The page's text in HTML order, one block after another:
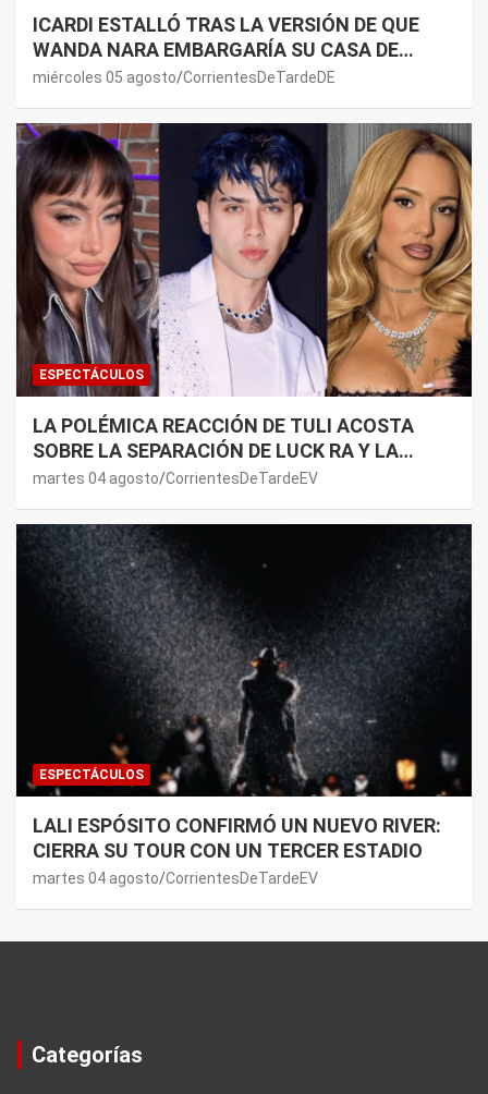
ICARDI ESTALLÓ TRAS LA VERSIÓN DE QUE
WANDA NARA EMBARGARÍA SU CASA DE
NORDELTA: “NECESITAN RASCAR DE ALGÚN
miércoles 05 agosto CorrientesDeTardeDE
ESPECTÁCULOS
LA POLÉMICA REACCIÓN DE TULI ACOSTA
SOBRE LA SEPARACIÓN DE LUCK RA Y LA
JOAQUI: “¿MI VERDAD?”
martes 04 agosto CorrientesDeTardeEV
ESPECTÁCULOS
LALI ESPÓSITO CONFIRMÓ UN NUEVO RIVER:
CIERRA SU TOUR CON UN TERCER ESTADIO
martes 04 agosto CorrientesDeTardeEV
Categorías